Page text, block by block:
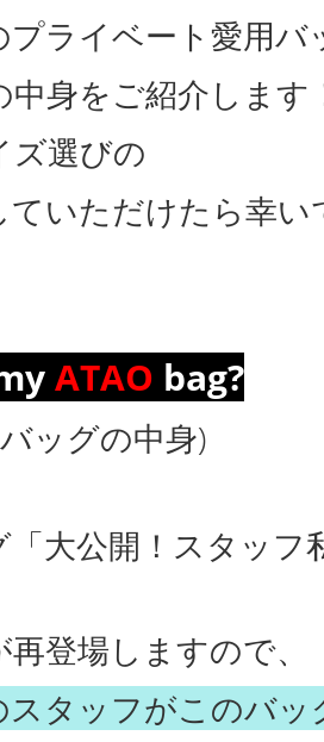
プライベート愛用バ
中身をご紹介します
ズ選びの
ていただけたら幸い
ATAO bag?
ッグの中身)
「大公開！スタッ
登場しますので、
スタッフがこのバ